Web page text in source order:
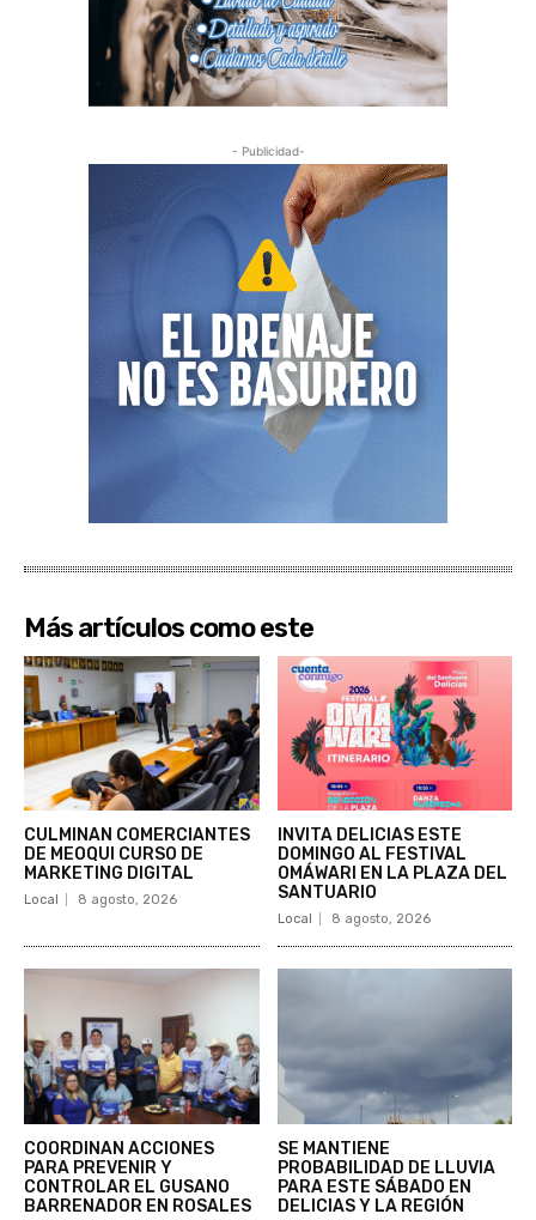
- Publicidad-
Más artículos como este
CULMINAN COMERCIANTES
DE MEOQUI CURSO DE
MARKETING DIGITAL
Local 8 agosto, 2026
INVITA DELICIAS ESTE
DOMINGO AL FESTIVAL
OMÁWARI EN LA PLAZA DEL
SANTUARIO
Local 8 agosto, 2026
COORDINAN ACCIONES
PARA PREVENIR Y
CONTROLAR EL GUSANO
BARRENADOR EN ROSALES
SE MANTIENE
PROBABILIDAD DE LLUVIA
PARA ESTE SÁBADO EN
DELICIAS Y LA REGIÓN